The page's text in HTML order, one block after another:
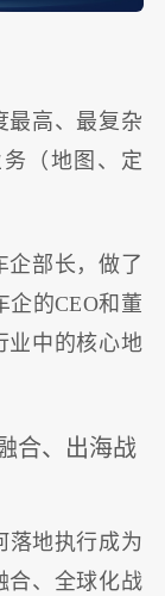
最高、最复杂
（地图、定
企部长，做了
企的CEO和董
业中的核心地
合、出海战
落地执行成为
合、全球化战